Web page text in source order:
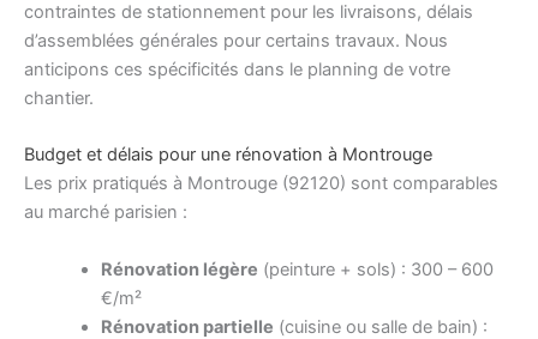
contraintes de stationnement pour les livraisons, délais
d’assemblées générales pour certains travaux. Nous
anticipons ces spécificités dans le planning de votre
chantier.
Budget et délais pour une rénovation à Montrouge
Les prix pratiqués à Montrouge (92120) sont comparables
au marché parisien :
Rénovation légère (peinture + sols) : 300 – 600
€/m²
Rénovation partielle (cuisine ou salle de bain) :